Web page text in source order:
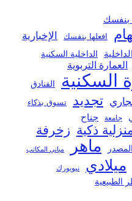
بنفسك
افعلها بنفسك الإخبارية
الداخلية الداخلية السكنية
العمارة التربوية
السكنية الفنادق
تجديد تسوق بذكاء
جامعة جناح
ذكية زخرفة
ماهر مباني المكاتب
ميلادي نيويورك
الطبيعية